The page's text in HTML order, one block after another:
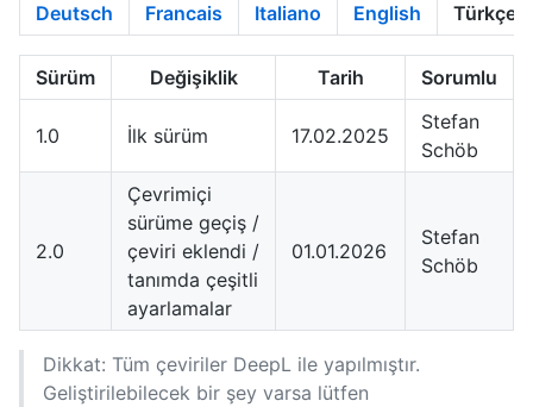
Deutsch Francais Italiano English Türkçe
Sürüm Değişiklik Tarih Sorumlu
1.0 İlk sürüm 17.02.2025
Stefan
Schöb
2.0
Çevrimiçi
sürüme geçiş /
çeviri eklendi /
tanımda çeşitli
ayarlamalar
01.01.2026
Stefan
Schöb
Dikkat: Tüm çeviriler DeepL ile yapılmıştır.
Geliştirilebilecek bir şey varsa lütfen